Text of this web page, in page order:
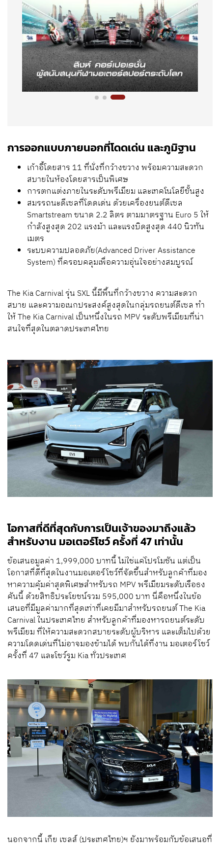
การออกแบบภายนอกที่โดดเด่น และภูมิฐาน
เก้าอี้โดยสาร 11 ที่นั่งที่กว้างขวาง พร้อมความสะดวก
สบายในห้องโดยสารเป็นพิเศษ
การตกแต่งภายในระดับพรีเมียม และเทคโนโลยีขั้นสูง
สมรรถนะดีเซลที่โดดเด่น ด้วยเครื่องยนต์ดีเซล
Smartstream ขนาด 2.2 ลิตร ตามมาตรฐาน Euro 5 ให้
กําลังสูงสุด 202 แรงม้า และแรงบิดสูงสุด 440 นิวทัน
เมตร
ระบบความปลอดภัย(Advanced Driver Assistance
System) ที่ครอบคลุมเพื่อความอุ่นใจอย่างสมบูรณ์
The Kia Carnival รุ่น SXL นี้มีพื้นที่กว้างขวาง ความสะดวก
สบาย และความอเนกประสงค์สูงสุดในกลุ่มรถยนต์ดีเซล ทํา
ให้ The Kia Carnival เป็นหนึ่งในรถ MPV ระดับพรีเมียมที่น่า
สนใจที่สุดในตลาดประเทศไทย
โอกาสที่ดีที่สุดกับการเป็นเจ้าของมาถึงแล้ว
สำหรับงาน มอเตอร์โชว์ ครั้งที่ 47 เท่านั้น
ข้อเสนอมูลค่า 1,999,000 บาทนี้ ไม่ใช่แค่โปรโมชัน แต่เป็น
โอกาสที่ดีที่สุดในงานมอเตอร์โชว์ที่จัดขึ้นสําหรับลูกค้าที่มอง
หาความคุ้มค่าสุดพิเศษสําหรับรถ MPV พรีเมียมระดับเรือธง
คันนี้ ด้วยสิทธิประโยชน์รวม 595,000 บาท นี่คือหนึ่งในข้อ
เสนอที่มีมูลค่ามากที่สุดเท่าที่เคยมีมาสําหรับรถยนต์ The Kia
Carnival ในประเทศไทย สําหรับลูกค้าที่มองหารถยนต์ระดับ
พรีเมียม ที่ให้ความสะดวกสบายระดับผู้บริหาร และเต็มไปด้วย
ความโดดเด่นที่ไม่อาจมองข้ามได้ พบกันได้ที่งาน มอเตอร์โชว์
ครั้งที่ 47 และโชว์รูม Kia ทั่วประเทศ
นอกจากนี้ เกีย เซลส์ (ประเทศไทย)ฯ ยังมาพร้อมกับข้อเสนอที่